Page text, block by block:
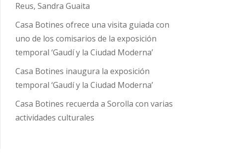
Reus, Sandra Guaita
Casa Botines ofrece una visita guiada con
uno de los comisarios de la exposición
temporal ‘Gaudí y la Ciudad Moderna’
Casa Botines inaugura la exposición
temporal ‘Gaudí y la Ciudad Moderna’
Casa Botines recuerda a Sorolla con varias
actividades culturales